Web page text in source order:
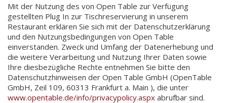
Mit der Nutzung des von Open Table zur Verfügung
gestellten Plug In zur Tischreservierung in unserem
Restaurant erklären Sie sich mit der Datenschutzerklärung
und den Nutzungsbedingungen von Open Table
einverstanden. Zweck und Umfang der Datenerhebung und
die weitere Verarbeitung und Nutzung Ihrer Daten sowie
Ihre diesbezügliche Rechte entnehmen Sie bitte den
Datenschutzhinweisen der Open Table GmbH (OpenTable
GmbH, Zeil 109, 60313 Frankfurt a. Main ), die unter
www.opentable.de/info/privacypolicy.aspx abrufbar sind.